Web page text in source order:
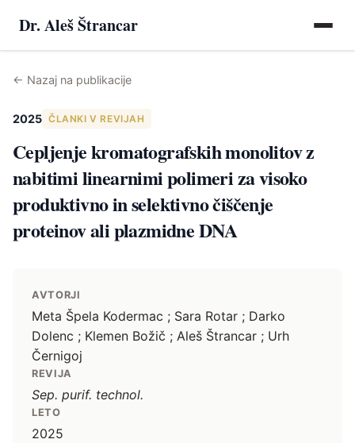
Dr. Aleš Štrancar
← Nazaj na publikacije
2025 ČLANKI V REVIJAH
Cepljenje kromatografskih monolitov z
nabitimi linearnimi polimeri za visoko
produktivno in selektivno čiščenje
proteinov ali plazmidne DNA
AVTORJI
Meta Špela Kodermac ; Sara Rotar ; Darko
Dolenc ; Klemen Božič ; Aleš Štrancar ; Urh
Černigoj
REVIJA
Sep. purif. technol.
LETO
2025